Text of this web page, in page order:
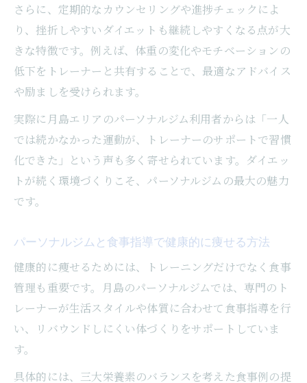
さらに、定期的なカウンセリングや進捗チェックによ
り、挫折しやすいダイエットも継続しやすくなる点が大
きな特徴です。例えば、体重の変化やモチベーションの
低下をトレーナーと共有することで、最適なアドバイス
や励ましを受けられます。
実際に月島エリアのパーソナルジム利用者からは「一人
では続かなかった運動が、トレーナーのサポートで習慣
化できた」という声も多く寄せられています。ダイエッ
トが続く環境づくりこそ、パーソナルジムの最大の魅力
です。
パーソナルジムと食事指導で健康的に痩せる方法
健康的に痩せるためには、トレーニングだけでなく食事
管理も重要です。月島のパーソナルジムでは、専門のト
レーナーが生活スタイルや体質に合わせて食事指導を行
い、リバウンドしにくい体づくりをサポートしていま
す。
具体的には、三大栄養素のバランスを考えた食事例の提